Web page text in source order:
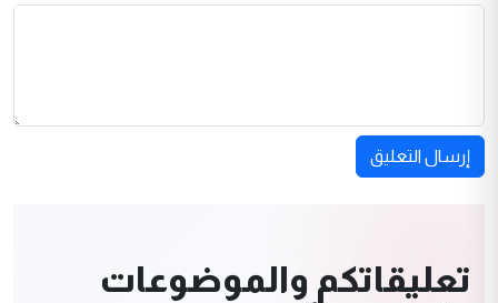
إرسال التعليق
تعليقاتكم والموضوعات